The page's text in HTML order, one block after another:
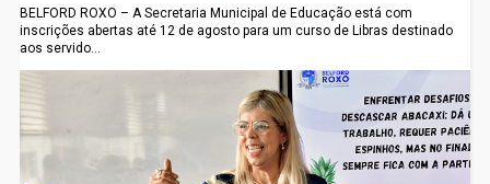
BELFORD ROXO – A Secretaria Municipal de Educação está com
inscrições abertas até 12 de agosto para um curso de Libras destinado
aos servido...